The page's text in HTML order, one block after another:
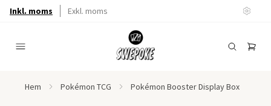
Inkl. moms Exkl. moms
Hem Pokémon TCG Pokémon Booster Display Box